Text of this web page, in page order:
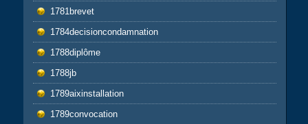
1781brevet
1784decisioncondamnation
1788diplôme
1788jb
1789aixinstallation
1789convocation